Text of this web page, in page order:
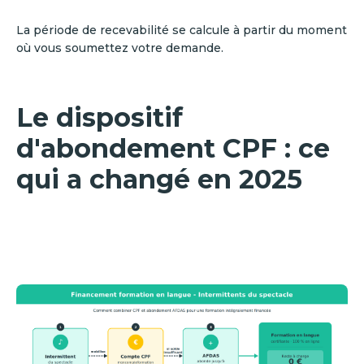
La période de recevabilité se calcule à partir du moment
où vous soumettez votre demande.
Le dispositif
d'abondement CPF : ce
qui a changé en 2025